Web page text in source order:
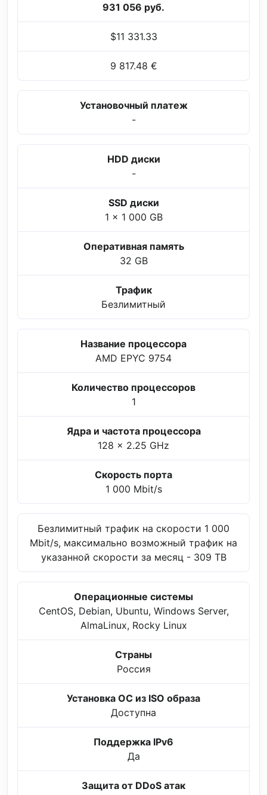
931 056 руб.
$11 331.33
9 817.48 €
Установочный платеж
-
HDD диски
-
SSD диски
1 x 1 000 GB
Оперативная память
32 GB
Трафик
Безлимитный
Название процессора
AMD EPYC 9754
Количество процессоров
1
Ядра и частота процессора
128 x 2.25 GHz
Скорость порта
1 000 Mbit/s
Безлимитный трафик на скорости 1 000
Mbit/s, максимально возможный трафик на
указанной скорости за месяц - 309 TB
Операционные системы
CentOS, Debian, Ubuntu, Windows Server,
AlmaLinux, Rocky Linux
Страны
Россия
Установка ОС из ISO образа
Доступна
Поддержка IPv6
Да
Защита от DDoS атак